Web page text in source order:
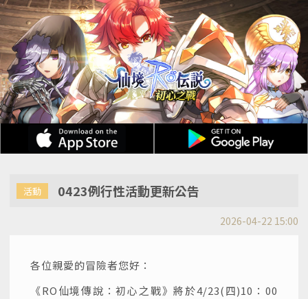
活動 0423例行性活動更新公告
2026-04-22 15:00
各位親愛的冒險者您好：
《RO仙境傳說：初心之戰》將於4/23(四)10：00